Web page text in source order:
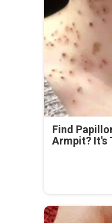
Find
Armpit? It's